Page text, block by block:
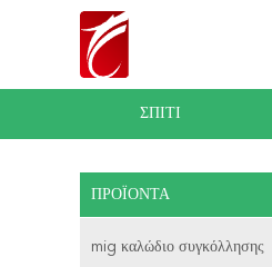
ΣΠΊΤΙ
ΠΡΟΪΌΝΤΑ
mig καλώδιο συγκόλλησης